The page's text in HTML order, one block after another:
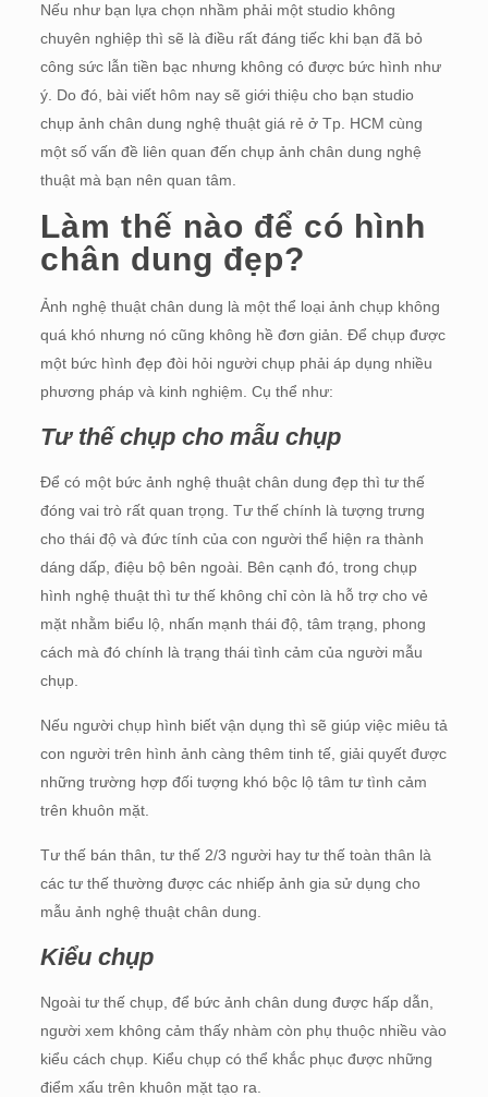
Nếu như bạn lựa chọn nhầm phải một studio không
chuyên nghiệp thì sẽ là điều rất đáng tiếc khi bạn đã bỏ
công sức lẫn tiền bạc nhưng không có được bức hình như
ý. Do đó, bài viết hôm nay sẽ giới thiệu cho bạn studio
chụp ảnh chân dung nghệ thuật giá rẻ ở Tp. HCM cùng
một số vấn đề liên quan đến chụp ảnh chân dung nghệ
thuật mà bạn nên quan tâm.
Làm thế nào để có hình
chân dung đẹp?
Ảnh nghệ thuật chân dung là một thể loại ảnh chụp không
quá khó nhưng nó cũng không hề đơn giản. Để chụp được
một bức hình đẹp đòi hỏi người chụp phải áp dụng nhiều
phương pháp và kinh nghiệm. Cụ thể như:
Tư thế chụp cho mẫu chụp
Để có một bức ảnh nghệ thuật chân dung đẹp thì tư thế
đóng vai trò rất quan trọng. Tư thế chính là tượng trưng
cho thái độ và đức tính của con người thể hiện ra thành
dáng dấp, điệu bộ bên ngoài. Bên cạnh đó, trong chụp
hình nghệ thuật thì tư thế không chỉ còn là hỗ trợ cho vẻ
mặt nhằm biểu lộ, nhấn mạnh thái độ, tâm trạng, phong
cách mà đó chính là trạng thái tình cảm của người mẫu
chụp.
Nếu người chụp hình biết vận dụng thì sẽ giúp việc miêu tả
con người trên hình ảnh càng thêm tinh tế, giải quyết được
những trường hợp đối tượng khó bộc lộ tâm tư tình cảm
trên khuôn mặt.
Tư thế bán thân, tư thế 2/3 người hay tư thế toàn thân là
các tư thế thường được các nhiếp ảnh gia sử dụng cho
mẫu ảnh nghệ thuật chân dung.
Kiểu chụp
Ngoài tư thế chụp, để bức ảnh chân dung được hấp dẫn,
người xem không cảm thấy nhàm còn phụ thuộc nhiều vào
kiểu cách chụp. Kiểu chụp có thể khắc phục được những
điểm xấu trên khuôn mặt tạo ra.